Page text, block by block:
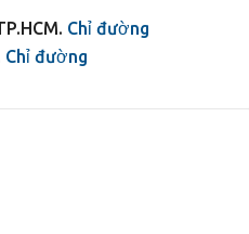
Chỉ đường
Chỉ đường